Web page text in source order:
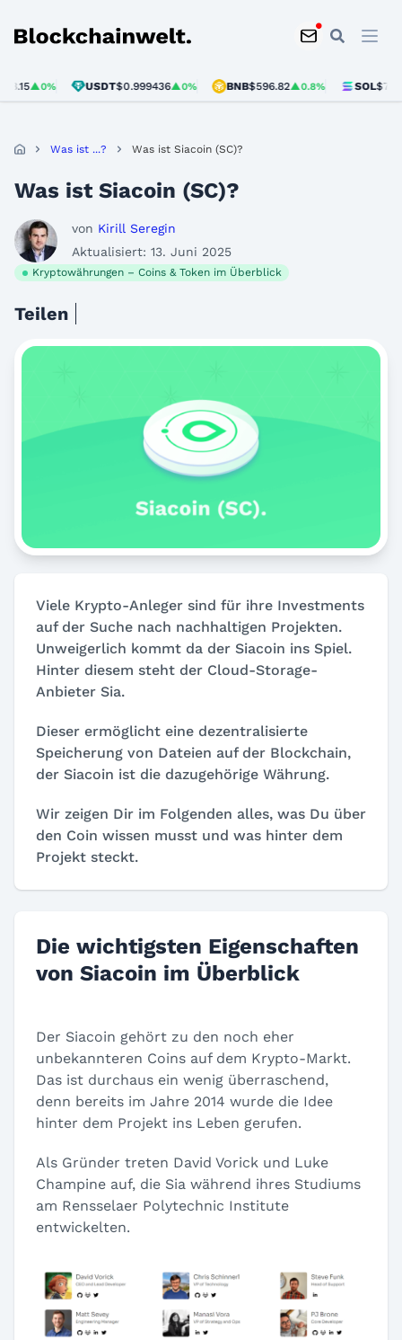
Blockchainwelt
USDT$0.999436▲0% BNB$596.82▲0.8% SOL $75.44
Was ist ...? Was ist Siacoin (SC)?
Was ist Siacoin (SC)?
von Kirill Seregin
Aktualisiert: 13. Juni 2025
Kryptowährungen – Coins & Token im Überblick
Teilen
Viele Krypto-Anleger sind für ihre Investments
auf der Suche nach nachhaltigen Projekten.
Unweigerlich kommt da der Siacoin ins Spiel.
Hinter diesem steht der Cloud-Storage-
Anbieter Sia.
Dieser ermöglicht eine dezentralisierte
Speicherung von Dateien auf der Blockchain,
der Siacoin ist die dazugehörige Währung.
Wir zeigen Dir im Folgenden alles, was Du über
den Coin wissen musst und was hinter dem
Projekt steckt.
Die wichtigsten Eigenschaften
von Siacoin im Überblick
Der Siacoin gehört zu den noch eher
unbekannteren Coins auf dem Krypto-Markt.
Das ist durchaus ein wenig überraschend,
denn bereits im Jahre 2014 wurde die Idee
hinter dem Projekt ins Leben gerufen.
Als Gründer treten David Vorick und Luke
Champine auf, die Sia während ihres Studiums
am Rensselaer Polytechnic Institute
entwickelten.